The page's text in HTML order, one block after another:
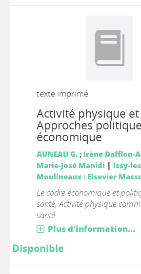
texte imprimé
Activité physique
Approches
économique
AUNEAU G.; Irène Dafflon-
Marie-José Manidi | Issy-
Moulineaux : Elsevier
Le cadre économique et
santé, Activité physique
santé
Plus d'information...
Disponible